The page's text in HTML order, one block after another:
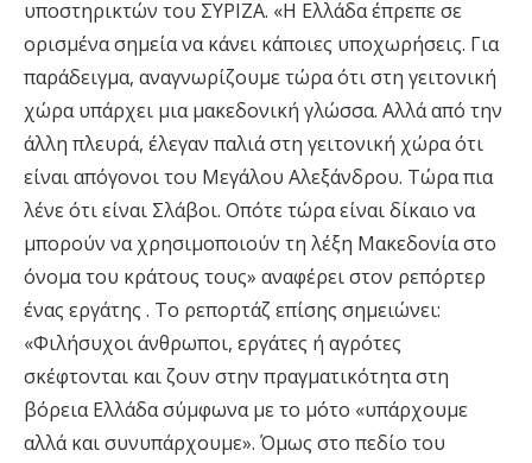
υποστηρικτών του ΣΥΡΙΖΑ. «Η Ελλάδα έπρεπε σε
ορισμένα σημεία να κάνει κάποιες υποχωρήσεις. Για
παράδειγμα, αναγνωρίζουμε τώρα ότι στη γειτονική
χώρα υπάρχει μια μακεδονική γλώσσα. Αλλά από την
άλλη πλευρά, έλεγαν παλιά στη γειτονική χώρα ότι
είναι απόγονοι του Μεγάλου Αλεξάνδρου. Τώρα πια
λένε ότι είναι Σλάβοι. Οπότε τώρα είναι δίκαιο να
μπορούν να χρησιμοποιούν τη λέξη Μακεδονία στο
όνομα του κράτους τους» αναφέρει στον ρεπόρτερ
ένας εργάτης . Το ρεπορτάζ επίσης σημειώνει:
«Φιλήσυχοι άνθρωποι, εργάτες ή αγρότες
σκέφτονται και ζουν στην πραγματικότητα στη
βόρεια Ελλάδα σύμφωνα με το μότο «υπάρχουμε
αλλά και συνυπάρχουμε». Όμως στο πεδίο του